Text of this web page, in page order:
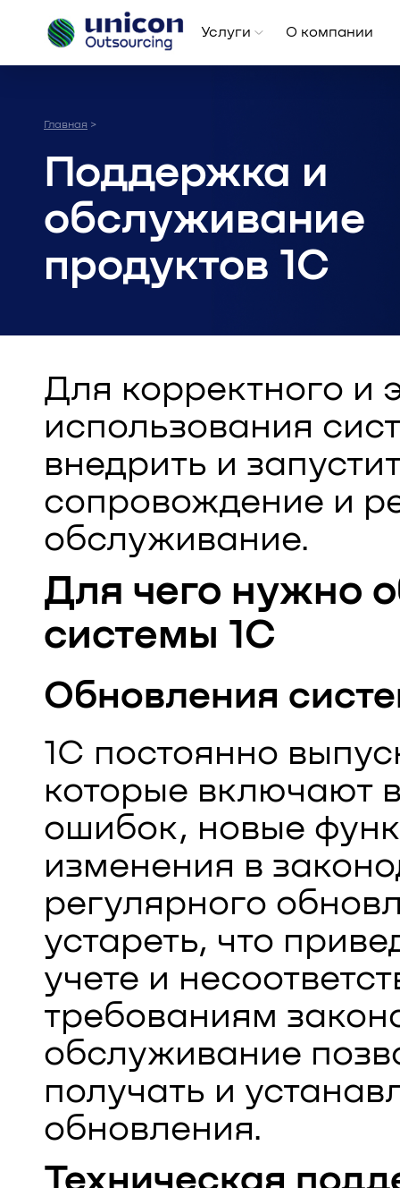
Услуги О компании
Главная >
Поддержка и
обслуживание
продуктов 1C
Для корректного и
использования
внедрить и
сопровождение и
обслуживание.
Для чего нужно
системы 1С
Обновления
1С постоянно
которые включают
ошибок, новые
изменения в
регулярного
устареть, что
учете и
требованиям
обслуживание
получать и
обновления.